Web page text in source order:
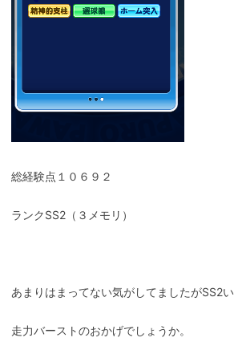
総経験点１０６９２
ランクSS2（３メモリ）
あまりはまってない気がしてましたがSS2い
走力バーストのおかげでしょうか。